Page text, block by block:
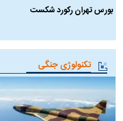
بورس تهران رکورد شکست
تکنولوژی جنگی